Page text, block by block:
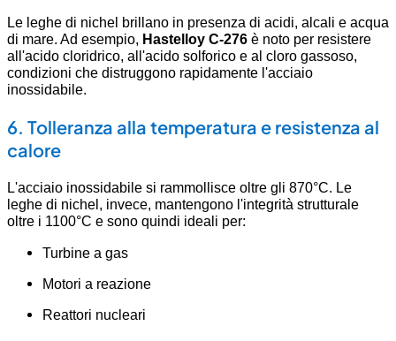
Le leghe di nichel brillano in presenza di acidi, alcali e acqua
di mare. Ad esempio, Hastelloy C-276 è noto per resistere
all'acido cloridrico, all'acido solforico e al cloro gassoso,
condizioni che distruggono rapidamente l'acciaio
inossidabile.
6. Tolleranza alla temperatura e resistenza al
calore
L'acciaio inossidabile si rammollisce oltre gli 870°C. Le
leghe di nichel, invece, mantengono l'integrità strutturale
oltre i 1100°C e sono quindi ideali per:
Turbine a gas
Motori a reazione
Reattori nucleari